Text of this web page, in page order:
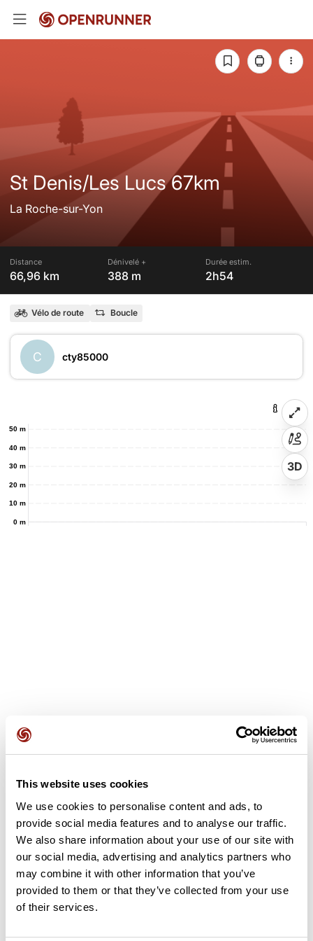
This website uses cookies
We use cookies to personalise content and ads, to
provide social media features and to analyse our traffic.
We also share information about your use of our site with
our social media, advertising and analytics partners who
may combine it with other information that you’ve
provided to them or that they’ve collected from your use
of their services.
St Denis/Les Lucs 67km
La Roche-sur-Yon
Distance
66,96 km
Dénivelé +
388 m
Durée estim.
2h54
Vélo de route Boucle
C cty85000
0 m
10 m
20 m
30 m
40 m
50 m
3D
Ajouter un avis
Découvrez ce parcours de vélo de 67 km à proximité de La